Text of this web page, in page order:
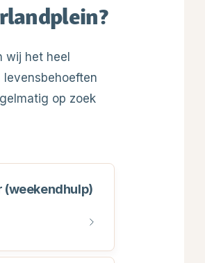
?
wij het heel
op zoek
(weekendhulp)